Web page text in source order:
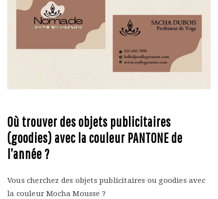
Où trouver des objets publicitaires
(goodies) avec la couleur PANTONE de
l’année ?
Vous cherchez des objets publicitaires ou goodies avec
la couleur Mocha Mousse ?